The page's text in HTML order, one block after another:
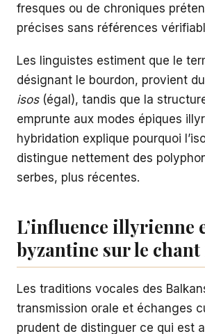
fresques ou de chroniques
précises sans références
Les linguistes estiment que le
désignant le bourdon, provient
isos(égal), tandis que la
emprunte aux modes épiques
hybridation explique pourquoi
distingue nettement des
serbes, plus récentes.
L’influence illyrienne
byzantine sur le chant
Les traditions vocales des
transmission orale et échanges
prudent de distinguer ce qui est